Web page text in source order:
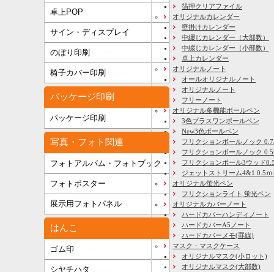
卓上POP
サイン・ディスプレイ
のぼり印刷
椅子カバー印刷
パッケージ印刷
パッケージ印刷
写真・フォト関連
フォトアルバム・フォトブック
フォトポスター
展示用フォトパネル
はんこ
ゴム印
シヤチハタ
箔押クリアファイル
オリジナルカレンダー
壁掛けカレンダー
中綴じカレンダー（大部数）
中綴じカレンダー（小部数）
卓上カレンダー
オリジナルノート
オールオリジナルノート
オリジナルノート
フリーノート
オリジナル多機能ボールペン
3色プラスワンボールペン
New3色ボールペン
フリクションボールノック
フリクションボールノック
フリクションボール3ウッド
ジェットストリーム4&1 0.5ｍ
オリジナル蛍光ペン
フリクションライト 蛍光ペン
オリジナルカバーノート
ハードカバーハンディノート
ハードカバーA5ノート
ハードカバーメモ(罫線)
マスク・マスクケース
オリジナルマスク(小ロット)
オリジナルマスク(大部数)